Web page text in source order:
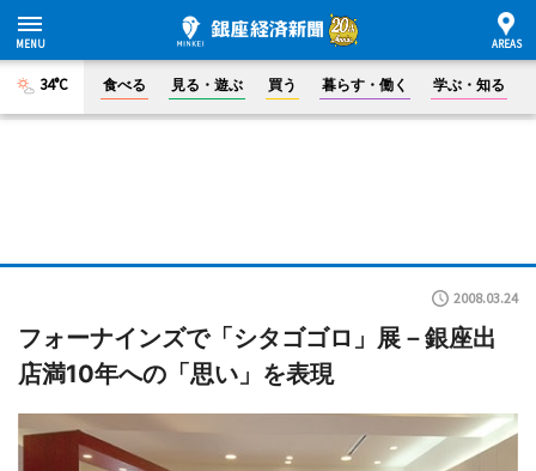
34°C 食べる 見る・遊ぶ 買う 暮らす・働く 学ぶ・知る
2008.03.24
フォーナインズで「シタゴゴロ」展－銀座出
店満10年への「思い」を表現